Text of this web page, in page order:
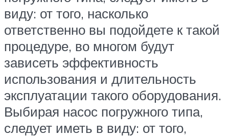
виду: от того, насколько
ответственно вы подойдете к такой
процедуре, во многом будут
зависеть эффективность
использования и длительность
эксплуатации такого оборудования.
Выбирая насос погружного типа,
следует иметь в виду: от того,